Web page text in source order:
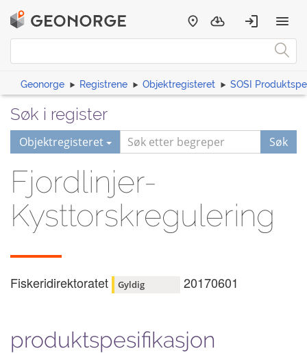
Geonorge Registrene Objektregisteret SOSI
Søk i register
Objektregisteret Søk
Fjordlinjer-
Kysttorskregulering
Fiskeridirektoratet Gyldig 20170601
produktspesifikasjon